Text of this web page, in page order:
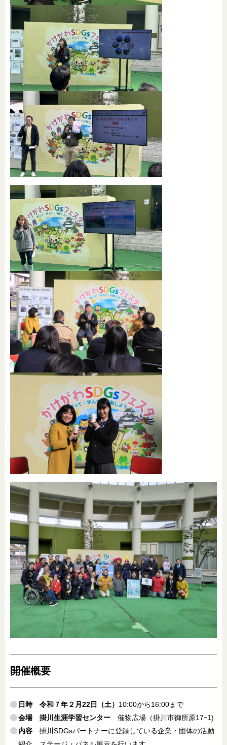
開催概要
日時 令和７年２月22日（土） 10:00から16:00まで
会場
掛川生涯学習センター 催物広場（掛川市御所原17ｰ1)
内容 掛川SDGsパートナーに登録している企業・団体の活動